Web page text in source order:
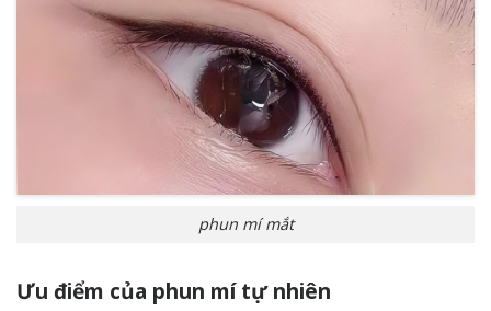
phun mí mắt
Ưu điểm của phun mí tự nhiên